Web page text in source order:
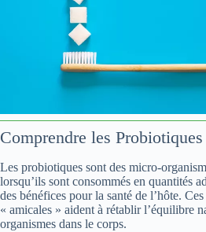
Comprendre les Probiotiques
Les probiotiques sont des micro-
lorsqu’ils sont consommés en quantités
des bénéfices pour la santé de l’hôte.
« amicales » aident à rétablir l’équilibre
organismes dans le corps.